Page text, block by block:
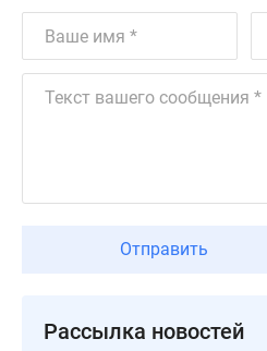
ИТ-
ипотека
Квартиры
Видео
Rutube
Отправить
Рассылка новостей